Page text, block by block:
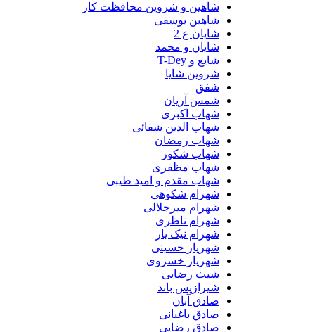
شاهین و شروین محافظت کار
شاهین یوسفی
شایان ع 2
شایان و محمد
شایع و T-Dey
شروین شایا
شمس آریان
شهاب اکبری
شهاب الدین شفائی
شهاب رمضان
شهاب شکور
شهاب مظفری
شهاب مقدم و امید طیبی
شهرام شکوهی
شهرام میرجلالی
شهرام ناظری
شهرام نیک یار
شهریار حسینی
شهریار خسروی
شیث رضایی
شیرازیس باند
صادق آبان
صادق باغبانی
صادق رضایی